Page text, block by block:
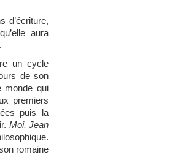
d’écriture,
aura
.
un cycle
de son
monde qui
premiers
puis la
Moi, Jean
romaine